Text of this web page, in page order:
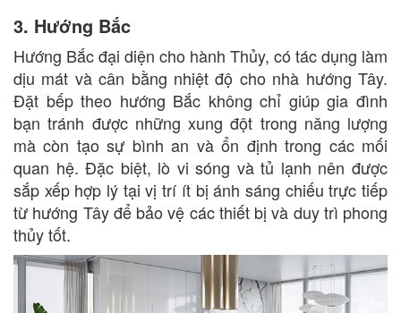
3. Hướng Bắc
Hướng Bắc đại diện cho hành Thủy, có tác dụng làm
dịu mát và cân bằng nhiệt độ cho nhà hướng Tây.
Đặt bếp theo hướng Bắc không chỉ giúp gia đình
bạn tránh được những xung đột trong năng lượng
mà còn tạo sự bình an và ổn định trong các mối
quan hệ. Đặc biệt, lò vi sóng và tủ lạnh nên được
sắp xếp hợp lý tại vị trí ít bị ánh sáng chiếu trực tiếp
từ hướng Tây để bảo vệ các thiết bị và duy trì phong
thủy tốt.